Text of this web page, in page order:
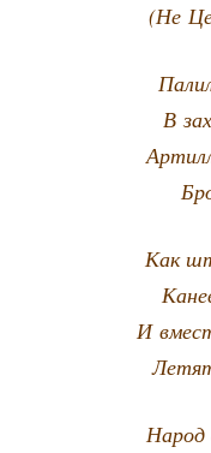
(Не
В
Как
И
Народ